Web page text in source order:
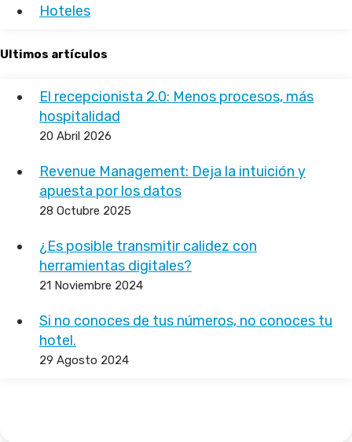
Hoteles
Ultimos artículos
El recepcionista 2.0: Menos procesos, más
hospitalidad
20 Abril 2026
Revenue Management: Deja la intuición y
apuesta por los datos
28 Octubre 2025
¿Es posible transmitir calidez con
herramientas digitales?
21 Noviembre 2024
Si no conoces de tus números, no conoces tu
hotel.
29 Agosto 2024